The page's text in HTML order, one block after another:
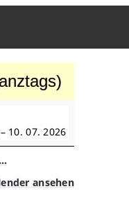
– 10. 07. 2026
ansehen